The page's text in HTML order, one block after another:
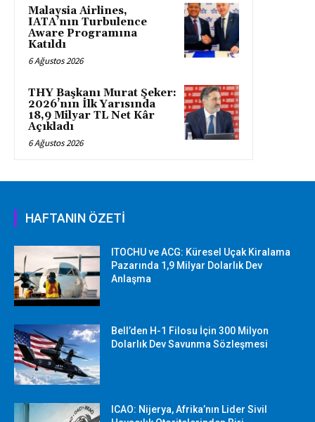
Malaysia Airlines,
IATA’nın Turbulence
Aware Programına
Katıldı
6 Ağustos 2026
THY Başkanı Murat Şeker:
2026’nın İlk Yarısında
18,9 Milyar TL Net Kâr
Açıkladı
6 Ağustos 2026
HAFTANIN ÖZETİ
ITOCHU ve ACG: Küresel Uçak Kiralama
Pazarında 1,9 Milyar Dolarlık Dev
Anlaşma
Bell’den H-1 Filosu İçin 300 Milyon
Dolarlık Dev Savunma Sözleşmesi
ICAO: Nijerya, Afrika’nın Lider Sivil